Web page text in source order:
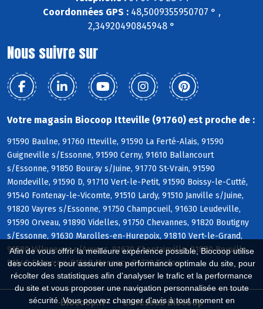
Afin de vous offrir la meilleure expérience possible, Biocoop utilise
des cookies : pour assurer une performance optimale du site, pour
récolter des statistiques afin d'analyser le trafic et la performance
du site et vous proposer une navigation personnalisée en toute
sécurité. Vous pouvez changer d'avis à tout moment en
Coordonnées GPS :48,5009355950707 ° ,
2,34920490845948 °
Nous suivre sur
Votre magasin Biocoop Itteville (91760) est proche de :
91590 Baulne, 91760 Itteville, 91590 La Ferté-Alais, 91590
Guigneville s/Essonne, 91590 Cerny, 91610 Ballancourt
s/Essonne, 91850 Bouray s/Juine, 91770 St-Vrain, 91590
Mondeville, 91590 D, 91710 Vert-le-Petit, 91590 Boissy-le-Cutté,
91540 Fontenay-le-Vicomte, 91510 Lardy, 91510 Janville s/Juine,
91820 Vayres s/Essonne, 91750 Champcueil, 91630 Leudeville,
91590 Orveau, 91890 Videlles, 91750 Chevannes, 91820 Boutigny
s/Essonne, 91630 Marolles-en-Hurepoix, 91810 Vert-le-Grand,
91580 Villeneuve s/Auvers, 91630 Cheptainville, 91880 Bouville,
91540 Echarcon, 91540 Mennecy, 91730 Torfou
Biocoop.fr Le réseau Biocoop